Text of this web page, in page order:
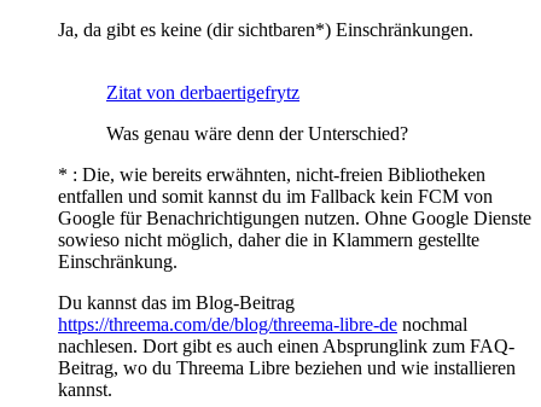
Ja, da gibt es keine (dir sichtbaren*) Einschränkungen.
Zitat von derbaertigefrytz
Was genau wäre denn der Unterschied?
* : Die, wie bereits erwähnten, nicht-freien Bibliotheken
entfallen und somit kannst du im Fallback kein FCM von
Google für Benachrichtigungen nutzen. Ohne Google Dienste
sowieso nicht möglich, daher die in Klammern gestellte
Einschränkung.
Du kannst das im Blog-Beitrag
https://threema.com/de/blog/threema-libre-de nochmal
nachlesen. Dort gibt es auch einen Absprunglink zum FAQ-
Beitrag, wo du Threema Libre beziehen und wie installieren
kannst.